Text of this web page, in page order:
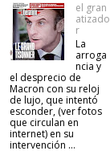
el gran
atizado
r
La
arroga
ncia y
el desprecio de
Macron con su reloj
de lujo, que intentó
esconder, (ver fotos
que circulan en
internet) en su
intervención ...